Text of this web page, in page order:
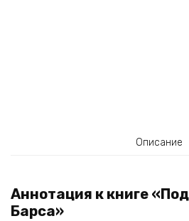
Описание
Аннотация к книге
Барса»